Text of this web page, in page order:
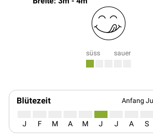
süss sauer
Blütezeit Anfang
J F M A M J J A S